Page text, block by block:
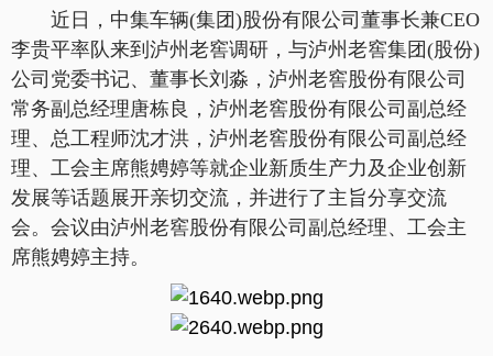
近日，中集车辆(集团)股份有限公司董事长兼CEO
李贵平率队来到泸州老窖调研，与泸州老窖集团(股份)
公司党委书记、董事长刘淼，泸州老窖股份有限公司
常务副总经理唐栋良，泸州老窖股份有限公司副总经
理、总工程师沈才洪，泸州老窖股份有限公司副总经
理、工会主席熊娉婷等就企业新质生产力及企业创新
发展等话题展开亲切交流，并进行了主旨分享交流
会。会议由泸州老窖股份有限公司副总经理、工会主
席熊娉婷主持。